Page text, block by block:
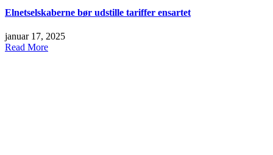
Elnetselskaberne bør udstille tariffer ensartet
januar 17, 2025
Read More